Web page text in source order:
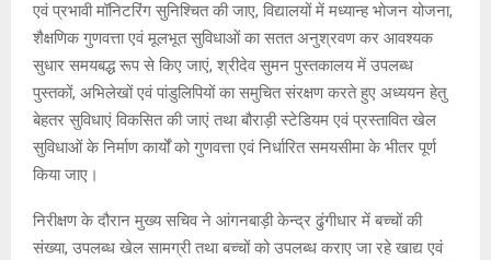
एवं प्रभावी मॉनिटरिंग सुनिश्चित की जाए, विद्यालयों में मध्यान्ह भोजन योजना,
शैक्षणिक गुणवत्ता एवं मूलभूत सुविधाओं का सतत अनुश्रवण कर आवश्यक
सुधार समयबद्ध रूप से किए जाएं, श्रीदेव सुमन पुस्तकालय में उपलब्ध
पुस्तकों, अभिलेखों एवं पांडुलिपियों का समुचित संरक्षण करते हुए अध्ययन हेतु
बेहतर सुविधाएं विकसित की जाएं तथा बौराड़ी स्टेडियम एवं प्रस्तावित खेल
सुविधाओं के निर्माण कार्यों को गुणवत्ता एवं निर्धारित समयसीमा के भीतर पूर्ण
किया जाए।
निरीक्षण के दौरान मुख्य सचिव ने आंगनबाड़ी केन्द्र ढुंगीधार में बच्चों की
संख्या, उपलब्ध खेल सामग्री तथा बच्चों को उपलब्ध कराए जा रहे खाद्य एवं